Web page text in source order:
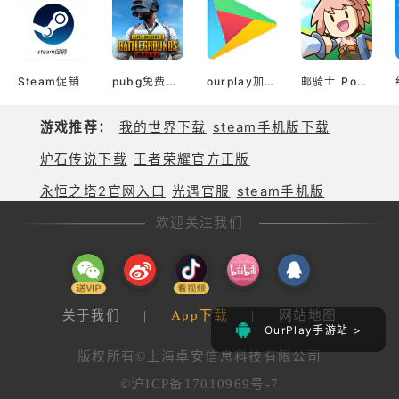
OurPlay手游站 >
Steam促销 pubg免费加速器 ourplay加速器官网 邮骑士 Postknight
游戏推荐： 我的世界下载 steam手机版下载
炉石传说下载 王者荣耀官方正版
永恒之塔2官网入口 光遇官服
steam手机版
欢迎关注我们
关于我们 | App下载 | 网站地图
版权所有©上海卓安信息科技有限公司
©沪ICP备17010969号-7